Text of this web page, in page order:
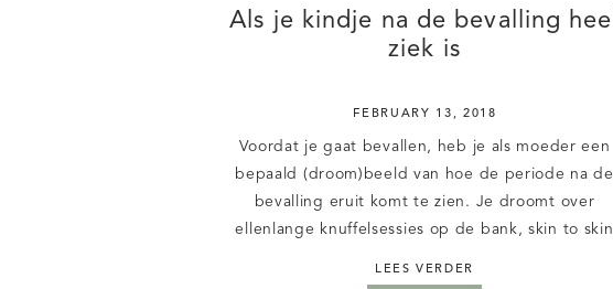
Als je kindje na de bevalling heel
ziek is
FEBRUARY 13, 2018
Voordat je gaat bevallen, heb je als moeder een
bepaald (droom)beeld van hoe de periode na de
bevalling eruit komt te zien. Je droomt over
ellenlange knuffelsessies op de bank, skin to skin
Maar soms loopt het leven anders dan je gepland
LEES VERDER